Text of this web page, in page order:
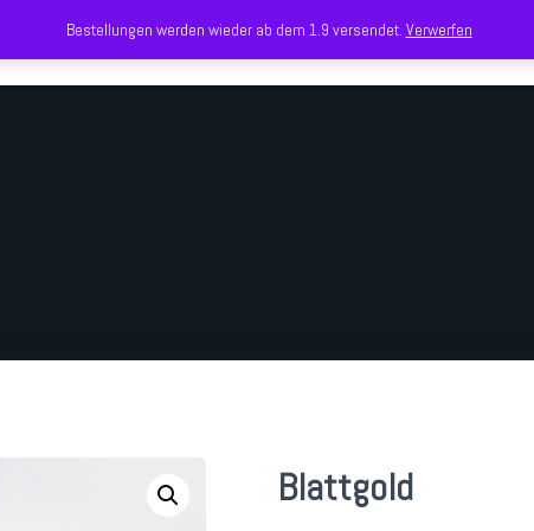
Bestellungen werden wieder ab dem 1.9 versendet. Verwerfen
Blattgold